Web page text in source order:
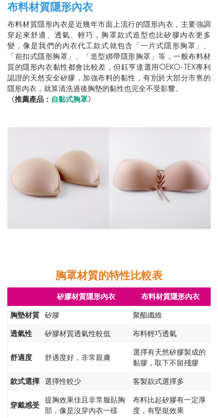
布料材質隱形內衣
布料材質隱形內衣是近幾年市面上流行的隱形內衣，主要強調
穿起來舒適、透氣、輕巧，胸罩款式造型也比矽膠內衣更多
變，像是我們的內衣代工款式就包含「一片式隱形胸罩」、
「前扣式隱形胸罩」、「造型綁帶隱形胸罩」等，一般布料材
質的隱形內衣黏性都會比較差，但鈺亨達選用OEKO-TEX專利
認證的天然安全矽膠，加強布料的黏性，有別於大部分市售的
隱形內衣，就算清洗過後胸墊的黏性也完全不受影響。
〈推薦產品： 自黏式胸罩〉
胸罩材質的特性比較表
矽膠材質隱形內衣 布料材質隱形內衣
胸墊材質 矽膠 聚酯纖維
透氣性 矽膠材質透氣性較低 布料輕巧透氣
舒適度 舒適度好，非常親膚
選擇有天然矽膠製成的
黏膠，取下不留殘膠
款式選擇 選擇性較少 客製款式選擇多
穿戴感受
提胸效果佳且非常服貼胸
部，像是沒穿內衣一樣
布料比起矽膠有一定厚
度，有堅挺效果